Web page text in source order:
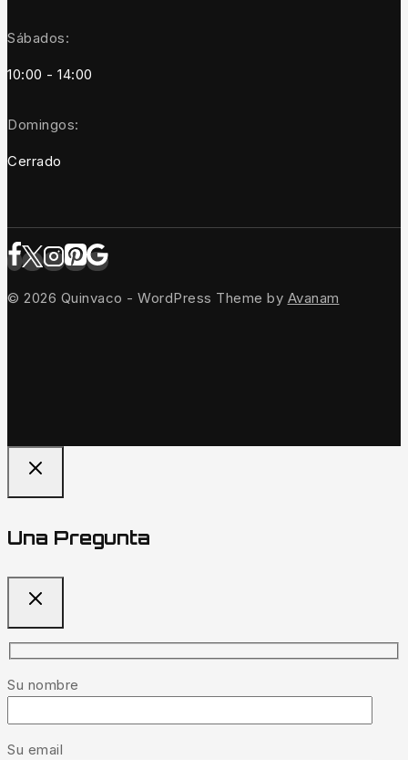
Sábados:
10:00 - 14:00
Domingos:
Cerrado
© 2026 Quinvaco - WordPress Theme by Avanam
Una Pregunta
Su nombre
Su email